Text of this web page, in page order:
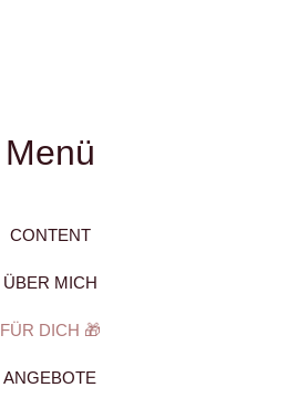
Menü
CONTENT
ÜBER MICH
FÜR DICH 🎁
ANGEBOTE